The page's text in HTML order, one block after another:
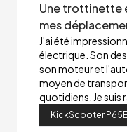
Une trottinette
mes
J'ai été
électrique. Son
son moteur et
moyen de
quotidiens. Je suis
KickScooter P65E